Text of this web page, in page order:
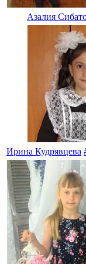
Азалия
Ирина Кудрявцева